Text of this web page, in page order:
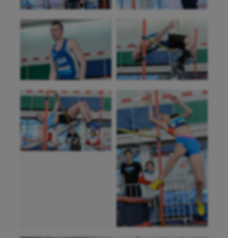
Parkour
Patinage artistique
Pétanque
Plongée
Randonnée / Marche
Roller-derby
Sarbacane
Sauvetage sportif